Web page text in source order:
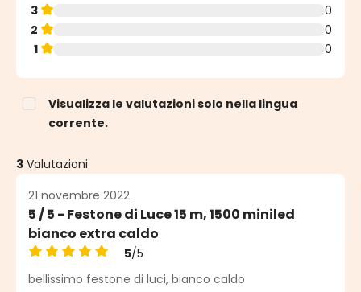
3
0
2
0
1
0
Visualizza le valutazioni solo nella lingua
corrente.
3 Valutazioni
21 novembre 2022
5 / 5 - Festone di Luce 15 m, 1500 miniled
bianco extra caldo
Valutazione media di 5 su 5 stelle
5/5
bellissimo festone di luci, bianco caldo